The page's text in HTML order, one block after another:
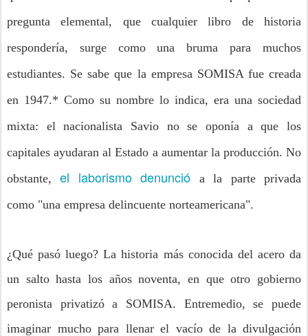
pregunta elemental, que cualquier libro de historia
respondería, surge como una bruma para muchos
estudiantes. Se sabe que la empresa SOMISA fue creada
en 1947.* Como su nombre lo indica, era una sociedad
mixta: el nacionalista Savio no se oponía a que los
capitales ayudaran al Estado a aumentar la producción. No
obstante,el laborismo denunció a la parte privada
como "una empresa delincuente norteamericana".
¿Qué pasó luego? La historia más conocida del acero da
un salto hasta los años noventa, en que otro gobierno
peronista privatizó a SOMISA. Entremedio, se puede
imaginar mucho para llenar el vacío de la divulgación